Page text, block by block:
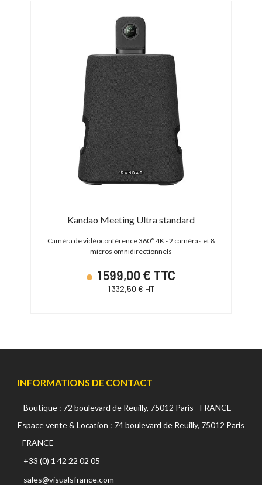
Kandao Meeting Ultra standard
Caméra de vidéoconférence 360° 4K - 2 caméras et 8
micros omnidirectionnels
1 599,00 € TTC
1 332,50 € HT
INFORMATIONS DE CONTACT
Boutique : 72 boulevard de Reuilly, 75012 Paris - FRANCE
Espace vente & Location : 74 boulevard de Reuilly, 75012 Paris
- FRANCE
+33 (0) 1 42 22 02 05
sales@visualsfrance.com